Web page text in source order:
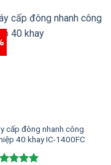
cấp đông nhanh công
40 khay IC-1400FC